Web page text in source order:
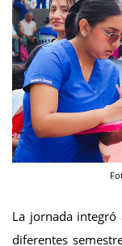
La jornada integró
diferentes